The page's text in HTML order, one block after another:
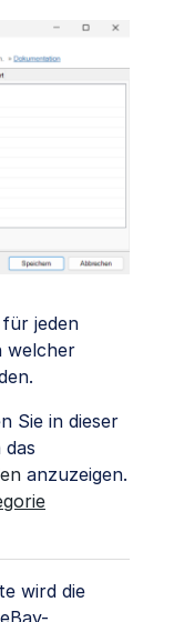
jeden
welcher
Sie in dieser
anzuzeigen.
wird die